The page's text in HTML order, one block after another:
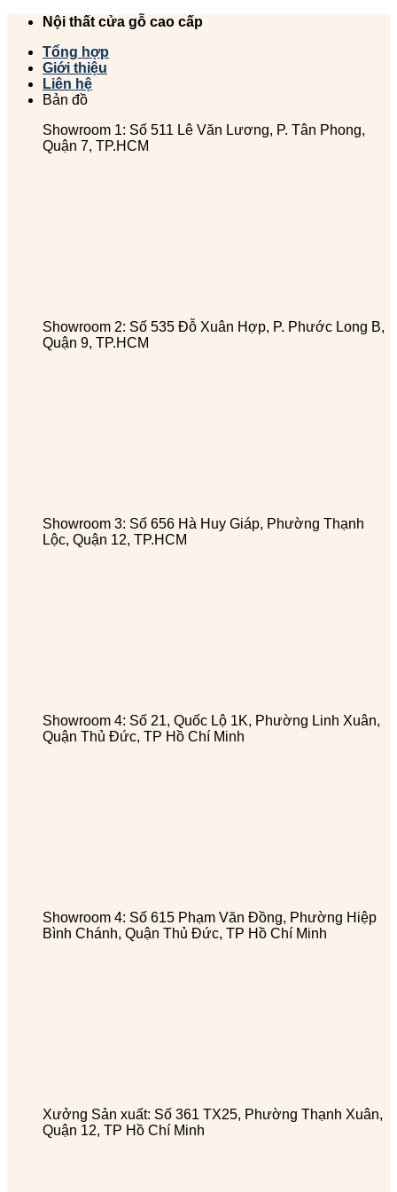
Chuyển
dung
Nội thất cửa gỗ cao cấp
Tổng hợp
Giới thiệu
Liên hệ
Bản đồ
Showroom 1: Số 511 Lê Văn Lương, P. Tân Phong,
Quận 7, TP.HCM
Showroom 2: Số 535 Đỗ Xuân Hợp, P. Phước Long B,
Quận 9, TP.HCM
Showroom 3: Số 656 Hà Huy Giáp, Phường Thạnh
Lộc, Quận 12, TP.HCM
Showroom 4: Số 21, Quốc Lộ 1K, Phường Linh Xuân,
Quận Thủ Đức, TP Hồ Chí Minh
Showroom 4: Số 615 Phạm Văn Đồng, Phường Hiệp
Bình Chánh, Quận Thủ Đức, TP Hồ Chí Minh
Xưởng Sản xuất: Số 361 TX25, Phường Thạnh Xuân,
Quận 12, TP Hồ Chí Minh